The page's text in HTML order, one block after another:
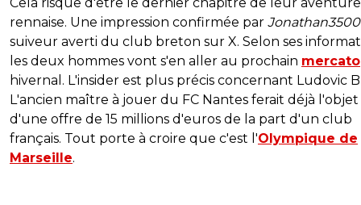
rennaise. Une impression confirmée par
suiveur averti du club breton sur X. Selon ses
les deux hommes vont s'en aller au prochain mercato
hivernal. L'insider est plus précis concernant Ludovic
L'ancien maître à jouer du FC Nantes ferait déjà l'objet
d'une offre de 15 millions d'euros de la part d'un club
français. Tout porte à croire que c'est l'Olympique de
Marseille.